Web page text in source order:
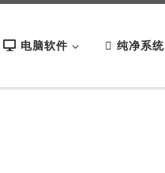
电脑软件 纯净系统